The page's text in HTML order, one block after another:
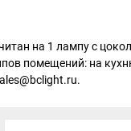
на 1 лампу с
помещений: на